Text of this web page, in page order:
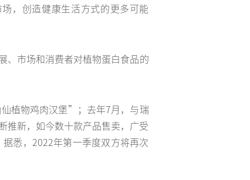
，创造健康生活方式的更多可能
、市场和消费者对植物蛋白食品的
植物鸡肉汉堡”；去年7月，与瑞
新，如今数十款产品售卖，广受
悉，2022年第一季度双方将再次